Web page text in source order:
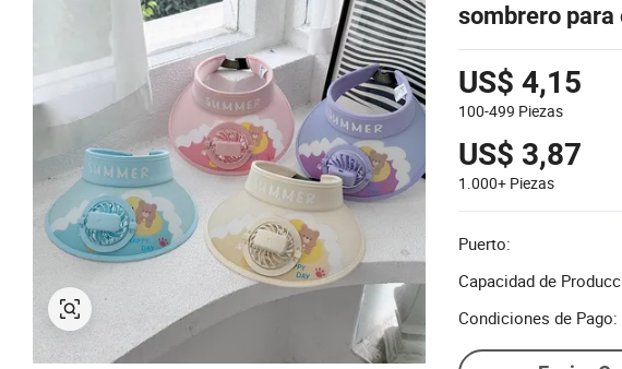
sombrero para
solar
US$ 4,15
100-499 Piezas
US$ 3,87
1.000+ Piezas
Puerto:
Capacidad de
Condiciones de Pago: